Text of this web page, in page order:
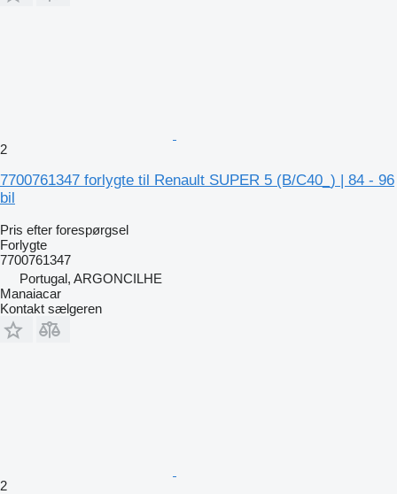
2
7700761347 forlygte til Renault SUPER 5 (B/C40_) | 84 - 96
bil
Pris efter forespørgsel
Forlygte
7700761347
Portugal, ARGONCILHE
Manaiacar
Kontakt sælgeren
2